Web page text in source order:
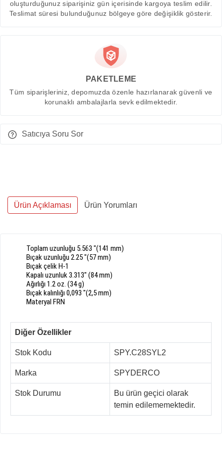
oluşturduğunuz siparişiniz gün içerisinde kargoya teslim edilir.
Teslimat süresi bulunduğunuz bölgeye göre değişiklik gösterir.
PAKETLEME
Tüm siparişleriniz, depomuzda özenle hazırlanarak güvenli ve
korunaklı ambalajlarla sevk edilmektedir.
Satıcıya Soru Sor
Ürün Açıklaması Ürün Yorumları
Toplam uzunluğu 5.563 "(141 mm)
Bıçak uzunluğu 2.25"(57mm)
Bıçakçelik H-1
Kapalı uzunluk3.313" (84mm)
Ağırlığı 1.2oz. (34 g)
Bıçak kalınlığı 0,093 "(2,5mm)
Materyal FRN
Diğer Özellikler
Stok Kodu SPY.C28SYL2
Marka SPYDERCO
Stok Durumu
Bu ürün geçici olarak
temin edilememektedir.